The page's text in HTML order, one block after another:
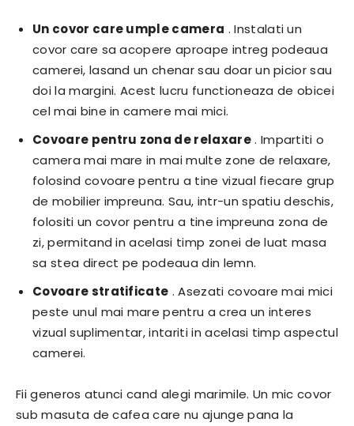
Un covor care umple camera . Instalati un
covor care sa acopere aproape intreg podeaua
camerei, lasand un chenar sau doar un picior sau
doi la margini. Acest lucru functioneaza de obicei
cel mai bine in camere mai mici.
Covoare pentru zona de relaxare. Impartiti o
camera mai mare in mai multe zone de relaxare,
folosind covoare pentru a tine vizual fiecare grup
de mobilier impreuna. Sau, intr-un spatiu deschis,
folositi un covor pentru a tine impreuna zona de
zi, permitand in acelasi timp zonei de luat masa
sa stea direct pe podeaua din lemn.
Covoare stratificate . Asezati covoare mai mici
peste unul mai mare pentru a crea un interes
vizual suplimentar, intariti in acelasi timp aspectul
camerei.
Fii generos atunci cand alegi marimile. Un mic covor
sub masuta de cafea care nu ajunge pana la